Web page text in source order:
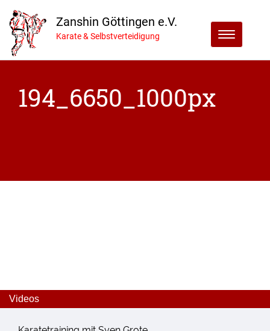
Menu
Zanshin Göttingen e.V.
Karate & Selbstverteidigung
194_6650_1000px
Videos